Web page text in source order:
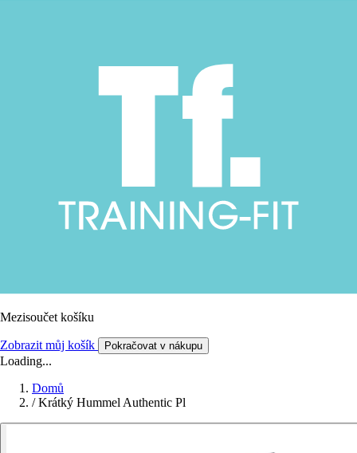
Mezisoučet košíku
Zobrazit můj košík Pokračovat v nákupu
Loading...
Domů
/ Krátký Hummel Authentic Pl